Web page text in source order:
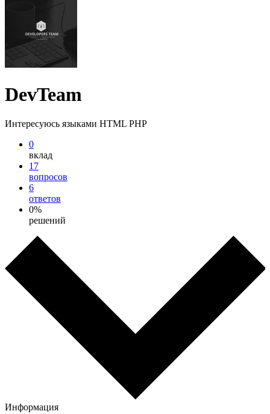
DevTeam
Интересуюсь языками HTML PHP
0
вклад
17
вопросов
6
ответов
0%
решений
Информация